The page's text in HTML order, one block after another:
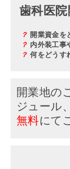
歯科医院
？開業資金を
？ 内外装工事
？何をどうす
開業地の
ジュール、
無料にて